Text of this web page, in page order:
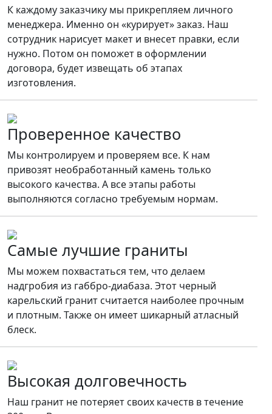
К каждому заказчику мы прикрепляем личного
менеджера. Именно он «курирует» заказ. Наш
сотрудник нарисует макет и внесет правки, если
нужно. Потом он поможет в оформлении
договора, будет извещать об этапах
изготовления.
Проверенное качество
Мы контролируем и проверяем все. К нам
привозят необработанный камень только
высокого качества. А все этапы работы
выполняются согласно требуемым нормам.
Самые лучшие граниты
Мы можем похвастаться тем, что делаем
надгробия из габбро-диабаза. Этот черный
карельский гранит считается наиболее прочным
и плотным. Также он имеет шикарный атласный
блеск.
Высокая долговечность
Наш гранит не потеряет своих качеств в течение